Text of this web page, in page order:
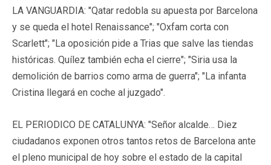
LA VANGUARDIA: "Qatar redobla su apuesta por Barcelona
y se queda el hotel Renaissance"; "Oxfam corta con
Scarlett"; "La oposición pide a Trias que salve las tiendas
históricas. Quílez también echa el cierre"; "Siria usa la
demolición de barrios como arma de guerra"; "La infanta
Cristina llegará en coche al juzgado".
EL PERIODICO DE CATALUNYA: "Señor alcalde… Diez
ciudadanos exponen otros tantos retos de Barcelona ante
el pleno municipal de hoy sobre el estado de la capital